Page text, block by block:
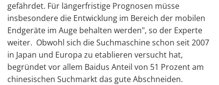
gefährdet. Für längerfristige Prognosen müsse
insbesondere die Entwicklung im Bereich der mobilen
Endgeräte im Auge behalten werden", so der Experte
weiter. Obwohl sich die Suchmaschine schon seit 2007
in Japan und Europa zu etablieren versucht hat,
begründet vor allem Baidus Anteil von 51 Prozent am
chinesischen Suchmarkt das gute Abschneiden.